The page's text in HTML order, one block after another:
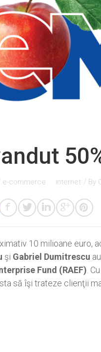
e-commerce internet / By
10 milioane euro,
şi Gabriel Dumitrescu au
Fund (RAEF) .
să îşi trateze clienţii